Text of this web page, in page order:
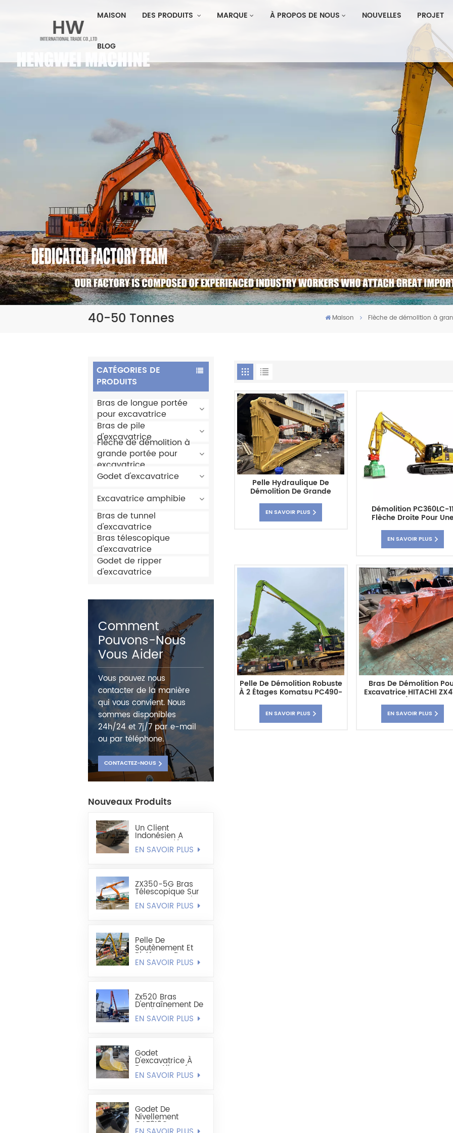
MAISON DES PRODUITS MARQUE À PROPOS DE NOUS NOUVELLES PROJET
BLOG
40-50 Tonnes Maison Flèche de démolition à
CATÉGORIES DE
PRODUITS
Bras de longue portée
pour excavatrice
Bras de pile
d'excavatrice
Flèche de démolition à
grande portée pour
excavatrice
Godet d'excavatrice
Excavatrice amphibie
Bras de tunnel
d'excavatrice
Bras télescopique
d'excavatrice
Godet de ripper
d'excavatrice
Comment
Pouvons-Nous
Vous Aider
Vous pouvez nous
contacter de la manière
qui vous convient. Nous
sommes disponibles
24h/24 et 7j/7 par e-mail
ou par téléphone.
CONTACTEZ-NOUS
Nouveaux Produits
Un Client
Indonésien A
Commandé Le
Châssis
Flottant HX220
EN SAVOIR PLUS
ZX350-5G Bras
Télescopique Sur
Mesure, Grappin
Léger De Type
EN SAVOIR PLUS
Pelle De
Soutènement Et
D'alésage De
Palplanches En
EN SAVOIR PLUS
Zx520 Bras
D'entraînement De
Palplanches En
Acier En Forme De
EN SAVOIR PLUS
Godet
D'excavatrice À
Forme Allongée -
Godet Minier
EN SAVOIR PLUS
Godet De
Nivellement
CAT312C
Pelle Hydraulique De
Démolition De Grande
Étages, D'une Capacité De
23,5 M, Avec Bras Long.
EN SAVOIR PLUS Démolition PC360LC-11
Flèche Droite Pour
EN SAVOIR PLUS
Pelle De Démolition Robuste
À 2 Étages Komatsu PC490-
EN SAVOIR PLUS
Bras De Démolition
Excavatrice HITACHI
30M, Flèche À Grande
EN SAVOIR PLUS